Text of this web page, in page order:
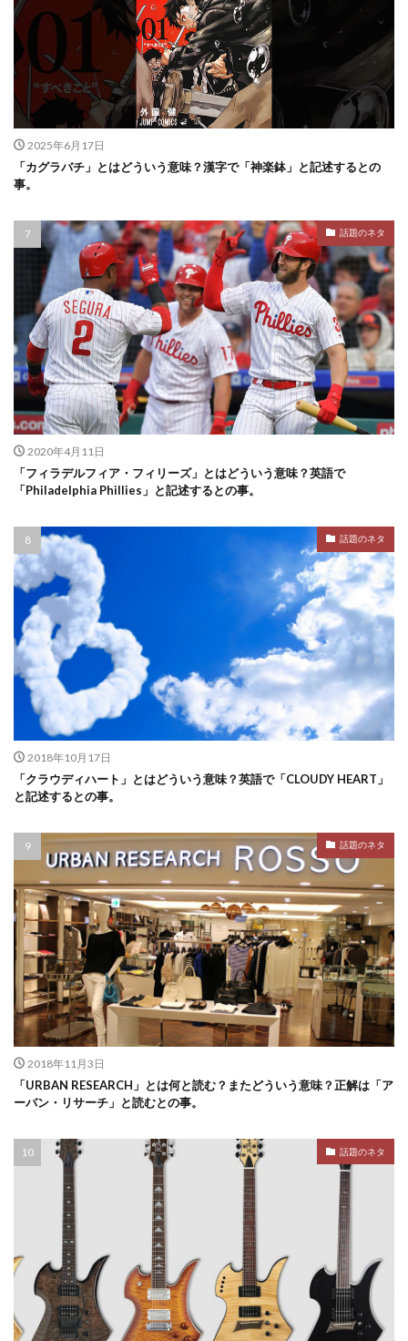
2025年6月17日
「カグラバチ」とはどういう意味？漢字で「神楽鉢」と記述するとの
事。
話題のネタ
2020年4月11日
「フィラデルフィア・フィリーズ」とはどういう意味？英語で
「Philadelphia Phillies」と記述するとの事。
話題のネタ
2018年10月17日
「クラウディハート」とはどういう意味？英語で「CLOUDY HEART」
と記述するとの事。
話題のネタ
2018年11月3日
「URBAN RESEARCH」とは何と読む？またどういう意味？正解は「ア
ーバン・リサーチ」と読むとの事。
話題のネタ